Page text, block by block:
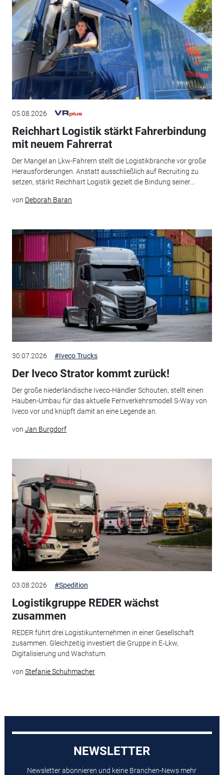
05.08.2026
Reichhart Logistik stärkt Fahrerbindung
mit neuem Fahrerrat
Der Mangel an Lkw-Fahrern stellt die Logistikbranche vor große
Herausforderungen. Anstatt ausschließlich auf Recruiting zu
setzen, stärkt Reichhart Logistik gezielt die Bindung seiner...
von Deborah Baran
30.07.2026 #Iveco Trucks
Der Iveco Strator kommt zurück!
Der große niederländische Iveco-Händler Schouten, stellt einen
Hauben-Umbau für das aktuelle Fernverkehrsmodell S-Way von
Iveco vor und knüpft damit an eine Legende an.
von Jan Burgdorf
03.08.2026 #Spedition
Logistikgruppe REDER wächst
zusammen
REDER führt drei Logistikunternehmen in einer Gesellschaft
zusammen. Gleichzeitig investiert die Gruppe in E‑Lkw,
Digitalisierung und Wachstum.
von Stefanie Schuhmacher
NEWSLETTER
Newsletter abonnieren und keine Branchen-News mehr